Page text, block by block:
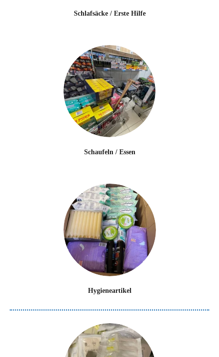
Schlafsäcke / Erste Hilfe
Schaufeln / Essen
Hygieneartikel